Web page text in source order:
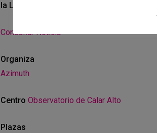
la Luna».
Consultar Noticia
Organiza
Azimuth
Centro Observatorio de Calar Alto
Plazas